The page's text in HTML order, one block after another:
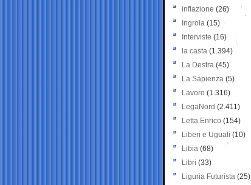
inflazione (26)
Ingroia (15)
Interviste (16)
la casta (1.394)
La Destra (45)
La Sapienza (5)
Lavoro (1.316)
LegaNord (2.411)
Letta Enrico (154)
Liberi e Uguali (10)
Libia (68)
Libri (33)
Liguria Futurista (25)